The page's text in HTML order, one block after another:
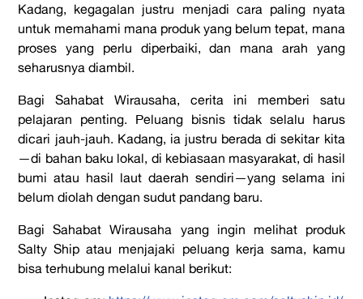
Kadang, kegagalan justru menjadi cara paling nyata
untuk memahami mana produk yang belum tepat, mana
proses yang perlu diperbaiki,dan mana arah yang
seharusnya diambil.
Bagi Sahabat Wirausaha, cerita ini memberi satu
pelajaran penting. Peluang bisnis tidak selalu harus
dicari jauh-jauh. Kadang, ia justru berada di sekitar kita
—di bahan baku lokal, di kebiasaan masyarakat, di hasil
bumi atau hasil laut daerah sendiri—yang selama ini
belum diolah dengan sudut pandang baru.
Bagi Sahabat Wirausaha yang ingin melihat produk
Salty Ship atau menjajaki peluang kerja sama, kamu
bisa terhubung melalui kanal berikut: